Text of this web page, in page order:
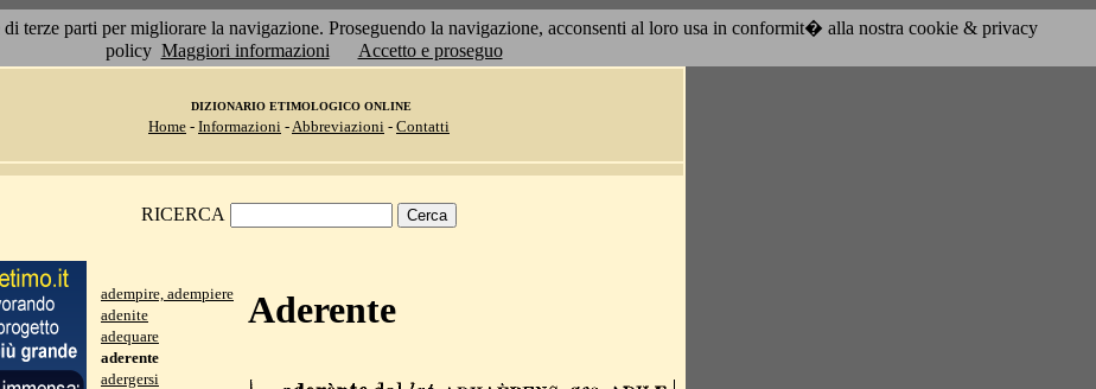
terze parti per migliorare la navigazione. Proseguendo la navigazione, acconsenti al loro usa in conformit� alla nostra cookie & privacy
policy Maggiori informazioni Accetto e proseguo
DIZIONARIO ETIMOLOGICO ONLINE
Home - Informazioni -Abbreviazioni - Contatti
RICERCA
adempire, adempiere
adenite
adequare
aderente
adergersi
Aderente